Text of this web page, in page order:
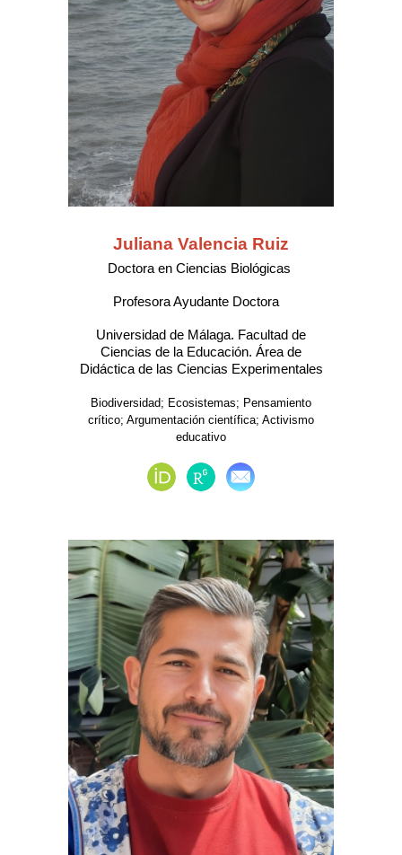
Juliana Valencia Ruiz
Doctora en Ciencias Biológicas
Profesora Ayudante Doctora
Universidad de Málaga. Facultad de
Ciencias de la Educación. Área de
Didáctica de las Ciencias Experimentales
Biodiversidad; Ecosistemas; Pensamiento
crítico; Argumentación científica; Activismo
educativo